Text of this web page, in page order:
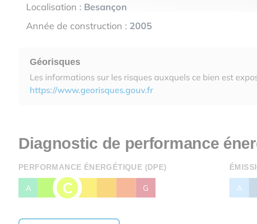
Localisation : Besançon
Année de construction : 2005
Géorisques
Les informations sur les risques auxquels ce bien est
https://www.georisques.gouv.fr
Diagnostic de performance
PERFORMANCE ÉNERGÉTIQUE (DPE)
A C G A